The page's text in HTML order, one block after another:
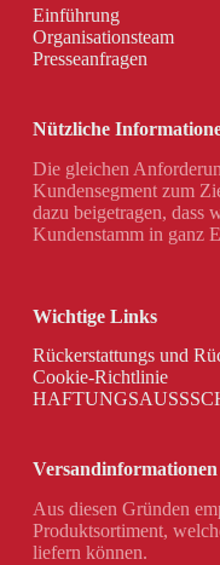
Einführung
Organisationsteam
Presseanfragen
Nützliche
Die gleichen
Kundensegment zum
dazu beigetragen, dass
Kundenstamm in ganz
Wichtige Links
Rückerstattungs und
Cookie-Richtlinie
Versandinformationen
Aus diesen Gründen
Produktsortiment,
liefern können.